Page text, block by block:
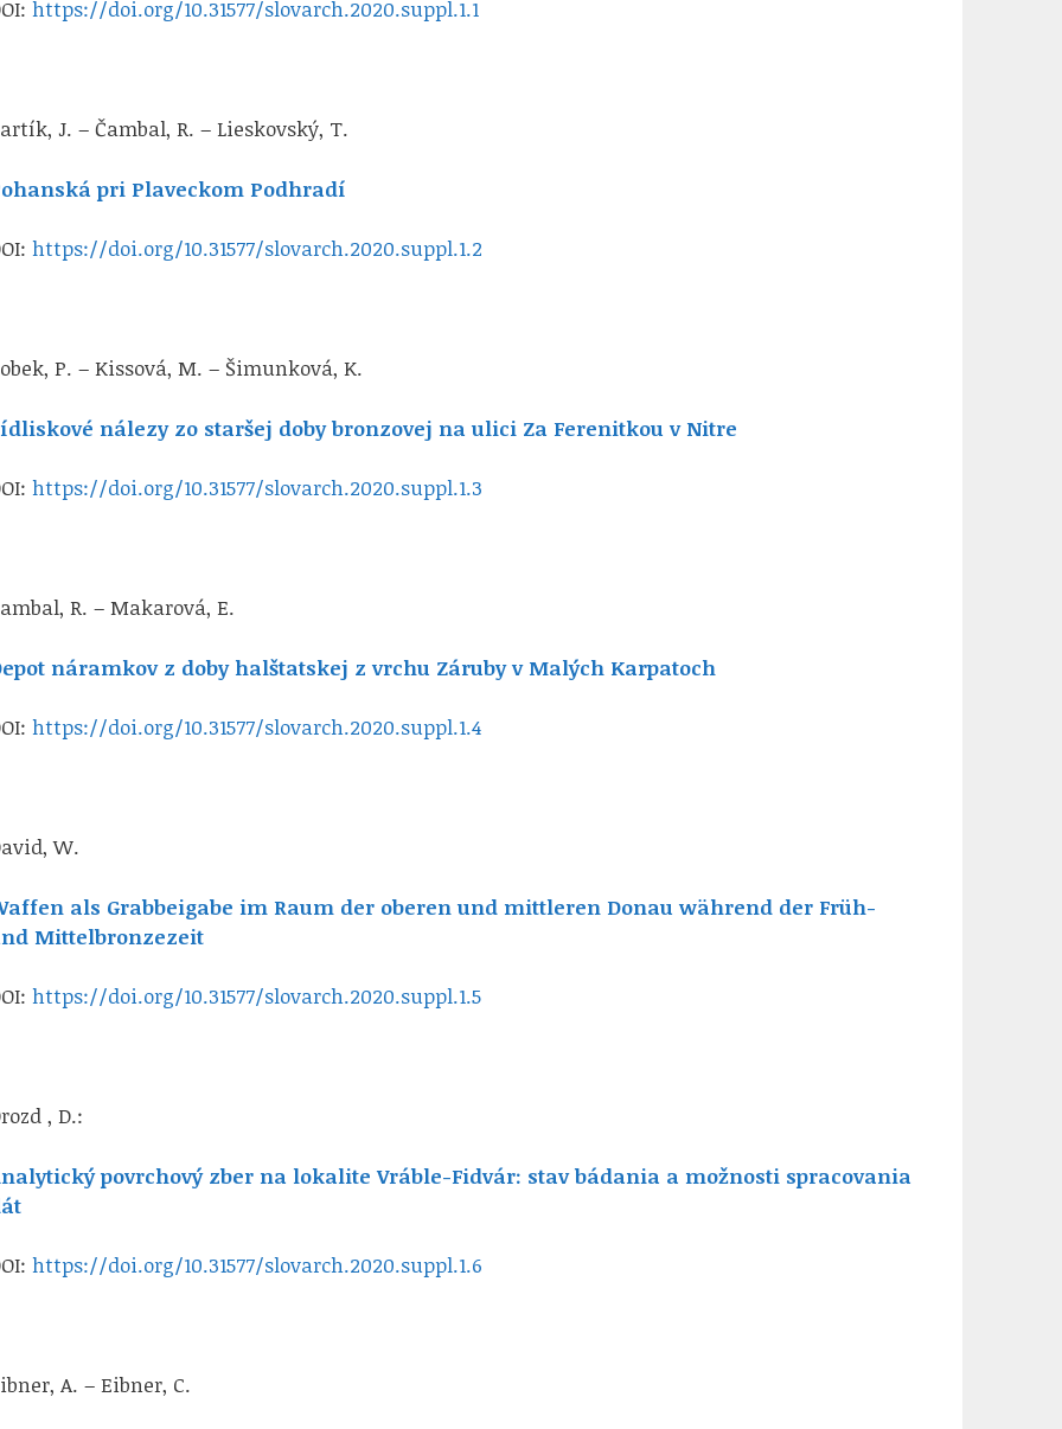
https://doi.org/10.31577/slovarch.2020.suppl.1.1
J. – Čambal, R. – Lieskovský, T.
pri Plaveckom Podhradí
https://doi.org/10.31577/slovarch.2020.suppl.1.2
P. – Kissová, M. – Šimunková, K.
nálezy zo staršej doby bronzovej na ulici Za Ferenitkou v Nitre
https://doi.org/10.31577/slovarch.2020.suppl.1.3
R. – Makarová, E.
náramkov z doby halštatskej z vrchu Záruby v Malých Karpatoch
https://doi.org/10.31577/slovarch.2020.suppl.1.4
W.
als Grabbeigabe im Raum der oberen und mittleren Donau während der Früh-
Mittelbronzezeit
https://doi.org/10.31577/slovarch.2020.suppl.1.5
, D.:
povrchový zber na lokalite Vráble-Fidvár: stav bádania a možnosti spracovania
https://doi.org/10.31577/slovarch.2020.suppl.1.6
A. – Eibner, C.